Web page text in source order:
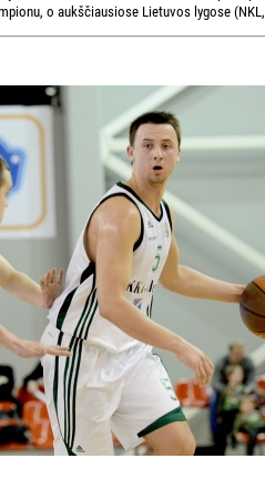
o aukščiausiose Lietuvos lygose